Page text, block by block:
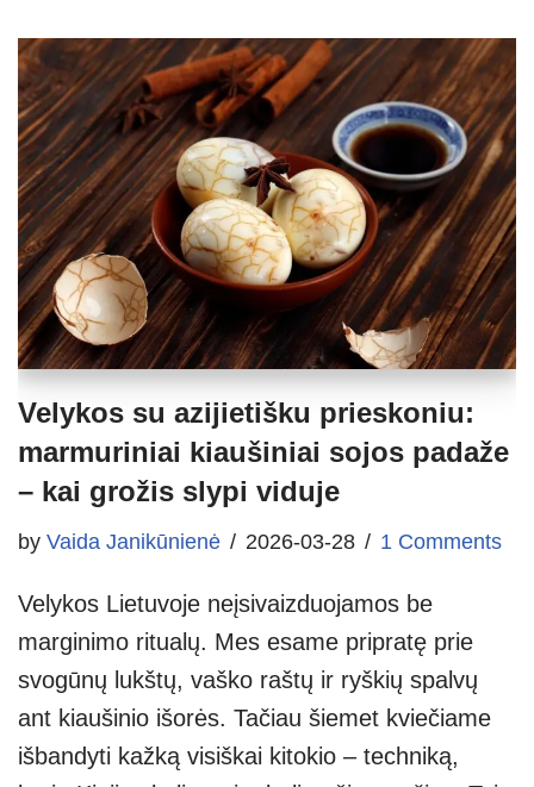
Velykos su azijietišku prieskoniu:
marmuriniai kiaušiniai sojos padaže
– kai grožis slypi viduje
by Vaida Janikūnienė 2026-03-28 1 Comments
Velykos Lietuvoje neįsivaizduojamos be
marginimo ritualų. Mes esame pripratę prie
svogūnų lukštų, vaško raštų ir ryškių spalvų
ant kiaušinio išorės. Tačiau šiemet kviečiame
išbandyti kažką visiškai kitokio – techniką,